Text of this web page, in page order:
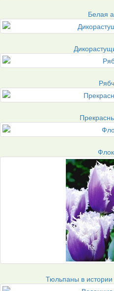
Белая
Тюльпаны в истории